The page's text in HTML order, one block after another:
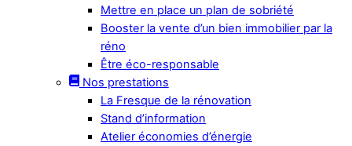
Mettre en place un plan de sobriété
Booster la vente d’un bien immobilier par la
réno
Être éco-responsable
Nos prestations
La Fresque de la rénovation
Stand d’information
Atelier économies d’énergie